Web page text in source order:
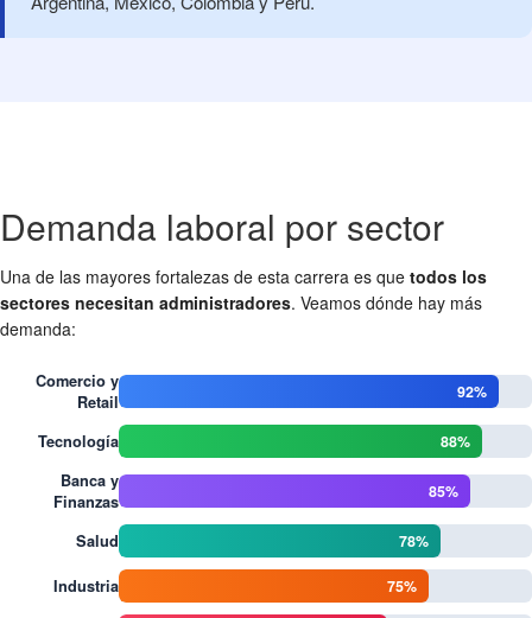
Demanda laboral por sector
Una de las mayores fortalezas de esta carrera es que todos los
sectores necesitan administradores. Veamos dónde hay más
demanda:
Comercio y
Retail
92%
Tecnología
88%
Banca y
Finanzas
85%
Salud 78%
Industria 75%